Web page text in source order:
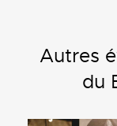
Autres
du